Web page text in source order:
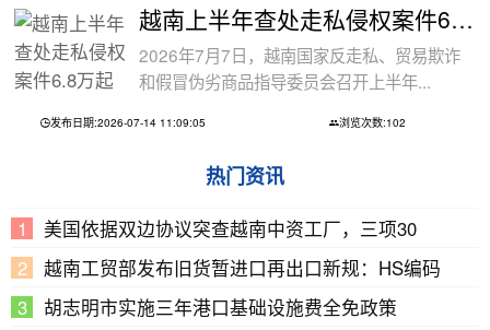
越南上半年查处走私侵权案件6.8万起
2026年7月7日，越南国家反走私、贸易欺诈
和假冒伪劣商品指导委员会召开上半年...
发布日期:2026-07-14 11:09:05 浏览次数:102
热门资讯
美国依据双边协议突查越南中资工厂，三项30
越南工贸部发布旧货暂进口再出口新规：HS编码
胡志明市实施三年港口基础设施费全免政策